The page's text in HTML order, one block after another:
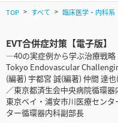
TOP すべて 臨床医学・内科系
EVT合併症対策【電子版】
―40の実症例から学ぶ治療戦略
Tokyo Endovascular
(編著) 宇都宮 誠(編著) 仲間 達
／東京都済生会中央病院循環
東京ベイ・浦安市川医療セン
ター循環器内科副部長